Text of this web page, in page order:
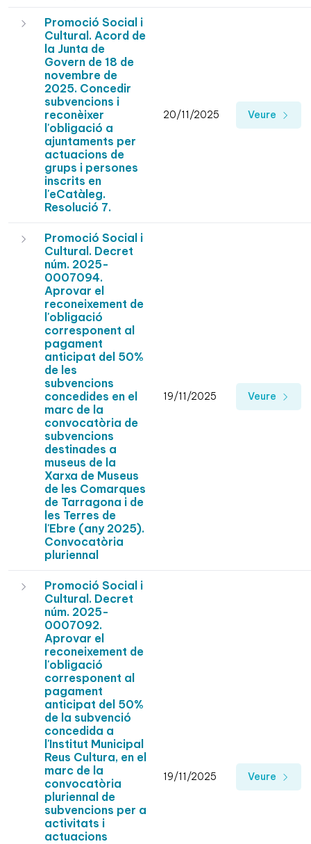
Promoció Social i
Cultural. Acord de
la Junta de
Govern de 18 de
novembre de
2025. Concedir
subvencions i
reconèixer
l'obligació a
ajuntaments per
actuacions de
grups i persones
inscrits en
l'eCatàleg.
Resolució 7.
20/11/2025 Veure
Promoció Social i
Cultural. Decret
núm. 2025-
0007094.
Aprovar el
reconeixement de
l'obligació
corresponent al
pagament
anticipat del 50%
de les
subvencions
concedides en el
marc de la
convocatòria de
subvencions
destinades a
museus de la
Xarxa de Museus
de les Comarques
de Tarragona i de
les Terres de
l'Ebre (any 2025).
Convocatòria
pluriennal
19/11/2025 Veure
Promoció Social i
Cultural. Decret
núm. 2025-
0007092.
Aprovar el
reconeixement de
l'obligació
corresponent al
pagament
anticipat del 50%
de la subvenció
concedida a
l'Institut Municipal
Reus Cultura, en el
marc de la
convocatòria
pluriennal de
subvencions per a
activitats i
actuacions
19/11/2025 Veure